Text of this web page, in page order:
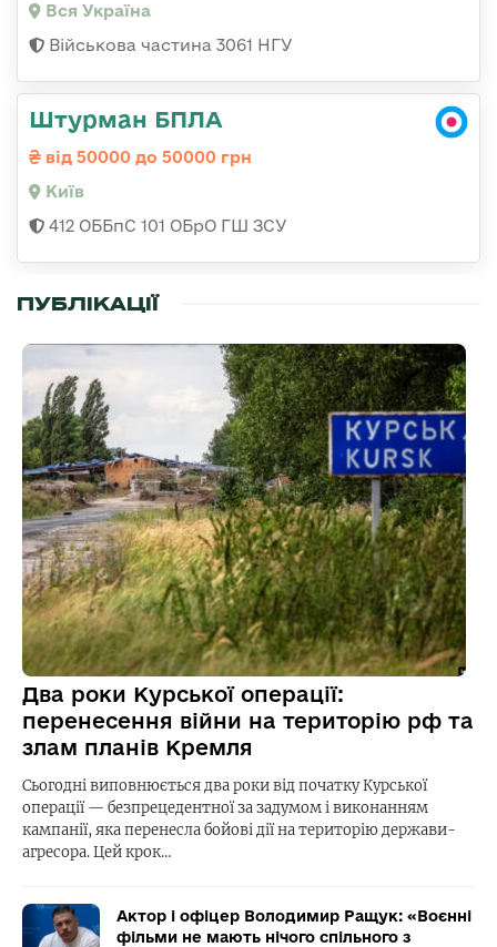
Вся Україна
Військова частина 3061 НГУ
Штурман БПЛА
від 50000 до 50000 грн
Київ
412 ОББпС 101 ОБрО ГШ ЗСУ
ПУБЛІКАЦІЇ
Два роки Курської операції:
перенесення війни на територію рф та
злам планів Кремля
Сьогодні виповнюється два роки від початку Курської
операції — безпрецедентної за задумом і виконанням
кампанії, яка перенесла бойові дії на територію держави-
агресора. Цей крок…
Актор і офіцер Володимир Ращук: «Воєнні
фільми не мають нічого спільного з